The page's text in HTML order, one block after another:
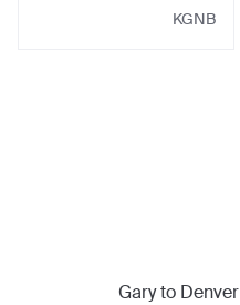
KGNB
Garyto Denver